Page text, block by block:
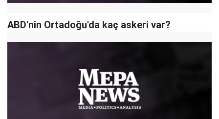
ABD'nin Ortadoğu'da kaç askeri var?